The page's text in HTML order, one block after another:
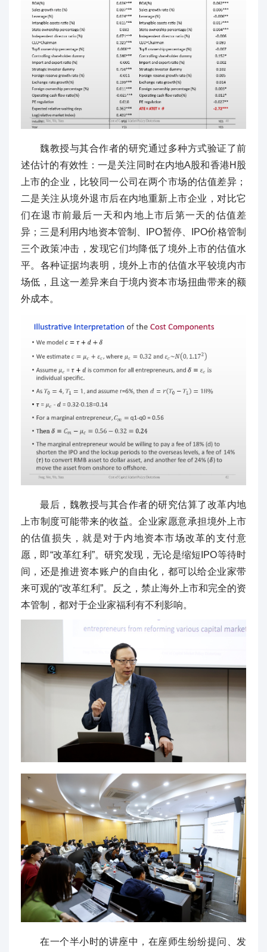
魏教授与其合作者的研究通过多种方式验证了前
述估计的有效性：一是关注同时在内地A股和香港H股
上市的企业，比较同一公司在两个市场的估值差异；
二是关注从境外退市后在内地重新上市企业，对比它
们在退市前最后一天和内地上市后第一天的估值差
异；三是利用内地资本管制、IPO暂停、IPO价格管制
三个政策冲击，发现它们均降低了境外上市的估值水
平。各种证据均表明，境外上市的估值水平较境内市
场低，且这一差异来自于境内资本市场扭曲带来的额
外成本。
最后，魏教授与其合作者的研究估算了改革内地
上市制度可能带来的收益。企业家愿意承担境外上市
的估值损失，就是对于内地资本市场改革的支付意
愿，即“改革红利”。研究发现，无论是缩短IPO等待时
间，还是推进资本账户的自由化，都可以给企业家带
来可观的“改革红利”。反之，禁止海外上市和完全的资
本管制，都对于企业家福利有不利影响。
在一个半小时的讲座中，在座师生纷纷提问、发